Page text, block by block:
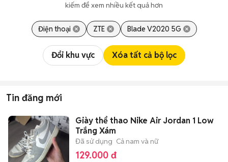
kiếm để xem nhiều kết quả hơn
Điện thoại ZTE Blade V2020 5G
Đổi khu vực Xóa tất cả bộ lọc
Tin đăng mới
Giày thể thao Nike Air Jordan 1 Low
Trắng Xám
Đã sử dụng Cả nam và nữ
129.000 đ